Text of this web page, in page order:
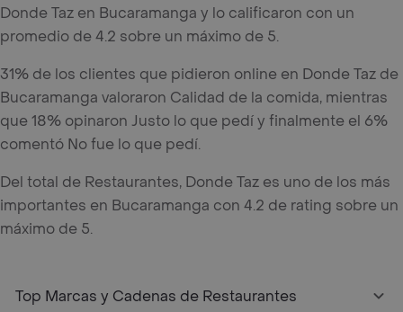
Donde Taz en Bucaramanga y lo calificaron con un
promedio de 4.2 sobre un máximo de 5.
31% de los clientes que pidieron online en Donde Taz de
Bucaramanga valoraron Calidad de la comida, mientras
que 18% opinaron Justo lo que pedí y finalmente el 6%
comentó No fue lo que pedí.
Del total de Restaurantes, Donde Taz es uno de los más
importantes en Bucaramanga con 4.2 de rating sobre un
máximo de 5.
Top Marcas y Cadenas de Restaurantes